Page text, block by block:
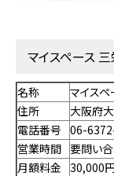
マイスペース
名称
マイス
住所
大阪府
電話番号 06-
営業時間 要問い
月額料金 30,000